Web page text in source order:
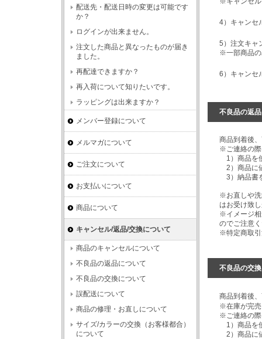
4）キャンセ
5）注文キャ
※一部商品の
6）キャンセ
不良品の返
商品到着後
※ご連絡の際
1）商品を
2）商品に
3）納品書
※お直しや洗
はお受け致
※イメージ相
のでご注意
※特定商取引
不良品の交
商品到着後
※在庫が完売
※ご連絡の際
1）商品を
2）商品に
配送先・配送日時の変更は可能です
か？
ログインが出来ません。
注文した商品と異なったものが届き
ました。
再配達できますか？
再入荷について知りたいです。
ラッピングは出来ますか？
メンバー登録について
メルマガについて
ご注文について
お支払いについて
商品について
キャンセル/返品/交換について
商品のキャンセルについて
不良品の返品について
不良品の交換について
誤配送について
商品の修理・お直しについて
サイズ/カラーの交換（お客様都合）
について